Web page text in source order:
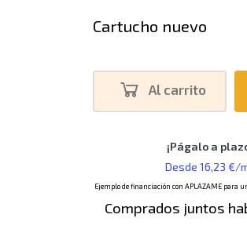
Cartucho nuevo
Al carrito
Comprados juntos